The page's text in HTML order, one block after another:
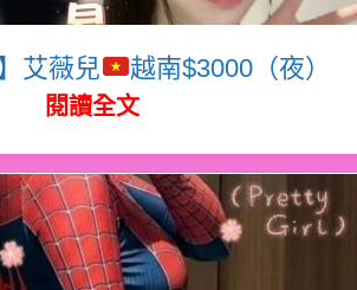
艾薇兒 越南$3000（夜）
閱讀全文